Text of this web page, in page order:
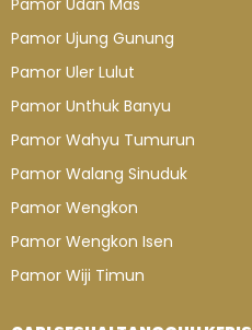
Pamor Udan Mas
Pamor Ujung Gunung
Pamor Uler Lulut
Pamor Unthuk Banyu
Pamor Wahyu Tumurun
Pamor Walang Sinuduk
Pamor Wengkon
Pamor Wengkon Isen
Pamor Wiji Timun